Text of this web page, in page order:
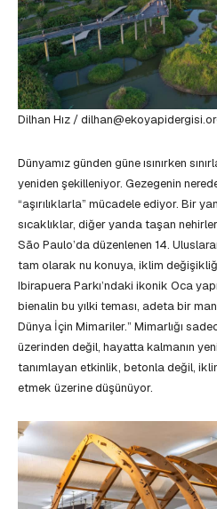
Dilhan Hız /
Dünyamız günden güne ısınırken
yeniden şekilleniyor. Gezegenin
“aşırılıklarla” mücadele ediyor. Bir
sıcaklıklar, diğer yanda taşan
São Paulo’da düzenlenen 14.
tam olarak nu konuya, iklim
Ibirapuera Parkı’ndaki ikonik Oca
bienalin bu yılki teması, adeta bir
Dünya İçin Mimariler.” Mimarlığı
üzerinden değil, hayatta kalmanın
tanımlayan etkinlik, betonla değil,
etmek üzerine düşünüyor.